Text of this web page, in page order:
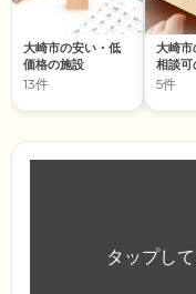
大崎市の安い・低
価格の施設
13件
大崎市
相談可
5件